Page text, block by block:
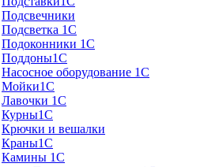
Подсвечники
Подсветка 1С
Подоконники 1С
Поддоны1С
Насосное оборудование 1С
Мойки1С
Лавочки 1С
Курны1С
Крючки и вешалки
Краны1С
Камины 1C